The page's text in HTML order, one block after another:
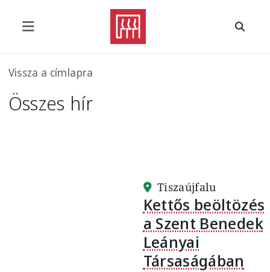
Morzsa
Vissza a címlapra
Összes hír
Tiszaújfalu
Kettős beöltözés
a Szent Benedek
Leányai
Társaságában